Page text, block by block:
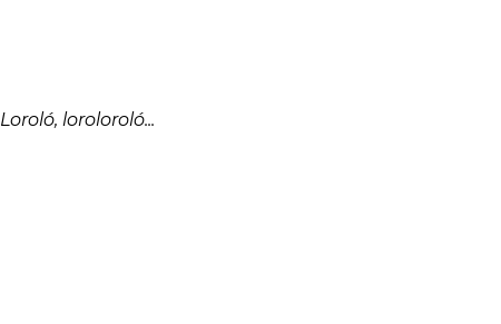
Loroló, loroloroló...